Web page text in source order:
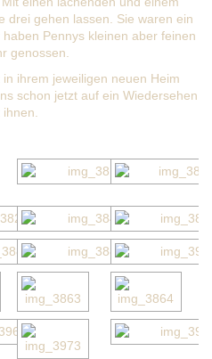
drei gehen lassen. Sie waren ein
Pennys kleinen aber feinen
genossen.
ihrem jeweiligen neuen Heim
schon jetzt auf ein Wiedersehen
ihnen.